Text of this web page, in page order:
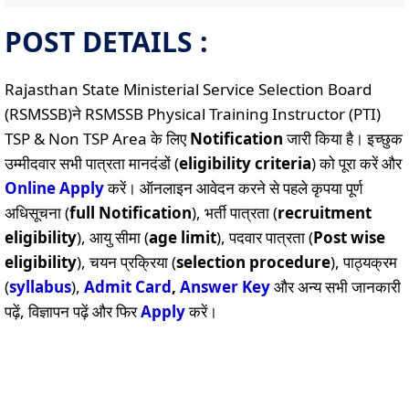
POST DETAILS :
Rajasthan State Ministerial Service Selection Board
(RSMSSB)ने RSMSSB Physical Training Instructor (PTI)
TSP & Non TSP Area के लिएNotificationजारी किया है। इच्छुक
उम्मीदवार सभी पात्रता मानदंडों (eligibility criteria) को पूरा करें और
OnlineApplyकरें। ऑनलाइन आवेदन करने से पहले कृपया पूर्ण
अधिसूचना (full Notification), भर्ती पात्रता (recruitment
eligibility), आयु सीमा (age limit), पदवार पात्रता (Post wise
eligibility), चयन प्रक्रिया (selection procedure), पाठ्यक्रम
(syllabus), Admit Card, Answer Keyऔर अन्य सभी जानकारी
पढ़ें, विज्ञापन पढ़ें और फिरApplyकरें।